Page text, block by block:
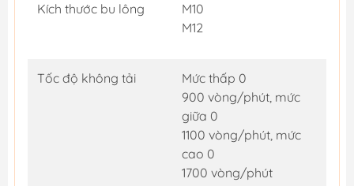
Kích thước bu lông
M10
M12
Tốc độ không tải
Mức thấp 0
900 vòng/phút, mức
giữa 0
1100 vòng/phút, mức
cao 0
1700 vòng/phút